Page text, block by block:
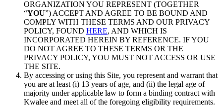
ORGANIZATION YOU REPRESENT (TOGETHER
“YOU”) ACCEPT AND AGREE TO BE BOUND AND
COMPLY WITH THESE TERMS AND OUR PRIVACY
POLICY, FOUND HERE, AND WHICH IS
INCORPORATED HEREIN BY REFERENCE. IF YOU
DO NOT AGREE TO THESE TERMS OR THE
PRIVACY POLICY, YOU MUST NOT ACCESS OR USE
THE SITE.
By accessing or using this Site, you represent and warrant that
you are at least (i) 13 years of age, and (ii) the legal age of
majority under applicable law to form a binding contract with
Kwalee and meet all of the foregoing eligibility requirements.